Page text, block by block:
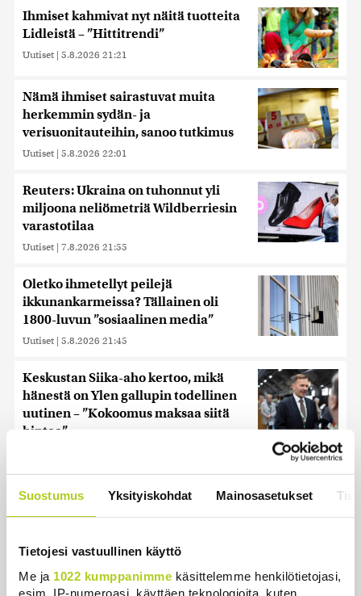
Suostumus Yksityiskohdat Mainosasetukset
Tietojesi vastuullinen käyttö
Me ja 1022 kumppanimme käsittelemme henkilötietojasi,
esim. IP-numeroasi, käyttäen teknologioita, kuten
Ihmiset kahmivat nyt näitä tuotteita
Lidleistä – ”Hittitrendi”
Uutiset | 5.8.2026 21:21
Nämä ihmiset sairastuvat muita
herkemmin sydän- ja
verisuonitauteihin, sanoo tutkimus
Uutiset | 5.8.2026 22:01
Reuters: Ukraina on tuhonnut yli
miljoona neliömetriä Wildberriesin
varastotilaa
Uutiset | 7.8.2026 21:55
Oletko ihmetellyt peilejä
ikkunankarmeissa? Tällainen oli
1800-luvun ”sosiaalinen media”
Uutiset | 5.8.2026 21:45
Keskustan Siika-aho kertoo, mikä
hänestä on Ylen gallupin todellinen
uutinen – ”Kokoomus maksaa siitä
hintaa”
Uusimmat
Historia | Sensaatiolehti piti piilottaa